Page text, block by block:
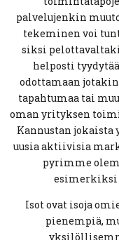
palvelujenkin
tekeminen voi
siksi
helposti
odottamaan
tapahtumaa tai
oman yrityksen
Kannustan
uusia aktiivisia
pyrimme
Isot ovat isoja
pienempiä,